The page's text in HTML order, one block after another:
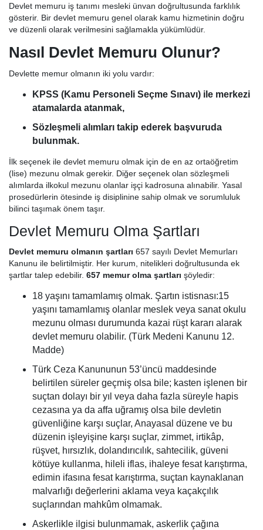
Devlet memuru iş tanımı mesleki ünvan doğrultusunda farklılık
gösterir. Bir devlet memuru genel olarak kamu hizmetinin doğru
ve düzenli olarak verilmesini sağlamakla yükümlüdür.
Nasıl Devlet Memuru Olunur?
Devlette memur olmanın iki yolu vardır:
KPSS (Kamu Personeli Seçme Sınavı) ile merkezi
atamalarda atanmak,
Sözleşmeli alımları takip ederek başvuruda
bulunmak.
İlk seçenek ile devlet memuru olmak için de en az ortaöğretim
(lise) mezunu olmak gerekir. Diğer seçenek olan sözleşmeli
alımlarda ilkokul mezunu olanlar işçi kadrosuna alınabilir. Yasal
prosedürlerin ötesinde iş disiplinine sahip olmak ve sorumluluk
bilinci taşımak önem taşır.
Devlet Memuru Olma Şartları
Devlet memuru olmanın şartları 657 sayılı Devlet Memurları
Kanunu ile belirtilmiştir. Her kurum, nitelikleri doğrultusunda ek
şartlar talep edebilir. 657 memur olma şartları şöyledir:
18 yaşını tamamlamış olmak. Şartın istisnası:15
yaşını tamamlamış olanlar meslek veya sanat okulu
mezunu olması durumunda kazai rüşt kararı alarak
devlet memuru olabilir. (Türk Medeni Kanunu 12.
Madde)
Türk Ceza Kanununun 53’üncü maddesinde
belirtilen süreler geçmiş olsa bile; kasten işlenen bir
suçtan dolayı bir yıl veya daha fazla süreyle hapis
cezasına ya da affa uğramış olsa bile devletin
güvenliğine karşı suçlar, Anayasal düzene ve bu
düzenin işleyişine karşı suçlar, zimmet, irtikâp,
rüşvet, hırsızlık, dolandırıcılık, sahtecilik, güveni
kötüye kullanma, hileli iflas, ihaleye fesat karıştırma,
edimin ifasına fesat karıştırma, suçtan kaynaklanan
malvarlığı değerlerini aklama veya kaçakçılık
suçlarından mahkûm olmamak.
Askerlikle ilgisi bulunmamak, askerlik çağına